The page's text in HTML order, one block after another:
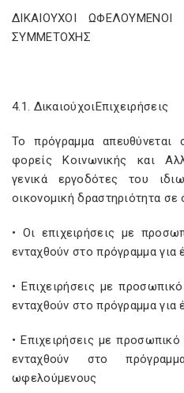
ΔΙΚΑΙΟΥΧΟΙ
ΣΥΜΜΕΤΟΧΗΣ
4.1. ΔικαιούχοιΕπιχειρήσεις
Το πρόγραμμα απευθύνεται
φορείς Κοινωνικής και
γενικά εργοδότες του
οικονομική δραστηριότητα
• Οι επιχειρήσεις με
ενταχθούν στο πρόγραμμα
• Επιχειρήσεις με
ενταχθούν στο πρόγραμμα
• Επιχειρήσεις με
ενταχθούν στο
ωφελούμενους